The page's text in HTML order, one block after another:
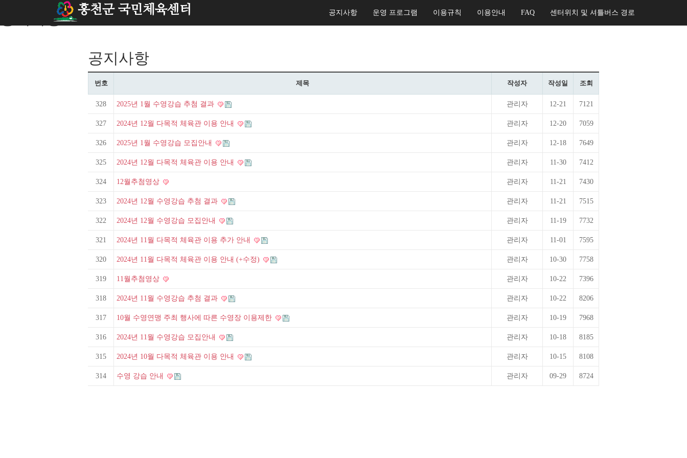
홍천군 국민체육센터 공지사항 운영 프로그램 이용규칙 이용안내 FAQ 센터위치 및 셔틀버스 경로
공지사항
공지사항
번호 제목 작성자 작성일 조회
328 2025년 1월 수영강습 추첨 결과 관리자 12-21 7121
327 2024년 12월 다목적 체육관 이용 안내 관리자 12-20 7059
326 2025년 1월 수영강습 모집안내 관리자 12-18 7649
325 2024년 12월 다목적 체육관 이용 안내 관리자 11-30 7412
324 12월추첨영상 관리자 11-21 7430
323 2024년 12월 수영강습 추첨 결과 관리자 11-21 7515
322 2024년 12월 수영강습 모집안내 관리자 11-19 7732
321 2024년 11월 다목적 체육관 이용 추가 안내 관리자 11-01 7595
320 2024년 11월 다목적 체육관 이용 안내 (+수정) 관리자 10-30 7758
319 11월추첨영상 관리자 10-22 7396
318 2024년 11월 수영강습 추첨 결과 관리자 10-22 8206
317 10월 수영연맹 주최 행사에 따른 수영장 이용제한 관리자 10-19 7968
316 2024년 11월 수영강습 모집안내 관리자 10-18 8185
315 2024년 10월 다목적 체육관 이용 안내 관리자 10-15 8108
314 수영 강습 안내 관리자 09-29 8724